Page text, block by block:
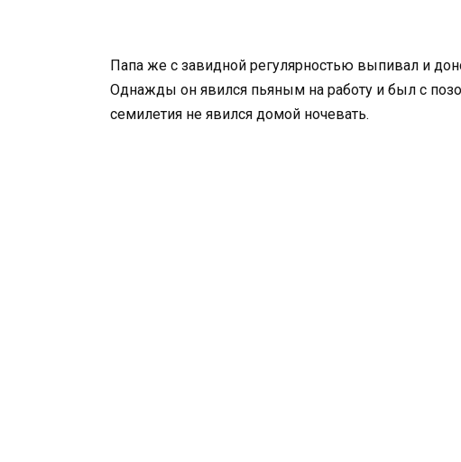
Папа же с завидной регулярностью выпивал и
Однажды он явился пьяным на работу и был с
семилетия не явился домой ночевать.